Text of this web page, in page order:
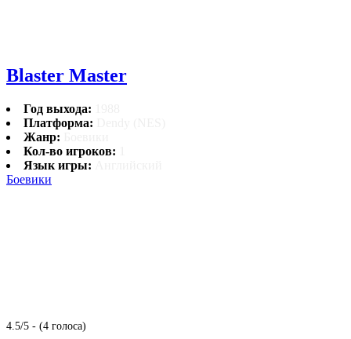
Blaster Master
Год выхода:
Платформа:
Жанр:
Кол-во игроков:
Язык игры:
Боевики
4.5/5 - (4 голоса)